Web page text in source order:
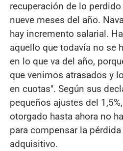
recuperación de lo
nueve meses del año.
hay incremento salarial.
aquello que todavía no se
en lo que va del año,
que venimos atrasados y
en cuotas". Según sus
pequeños ajustes del
otorgado hasta ahora no
para compensar la
adquisitivo.